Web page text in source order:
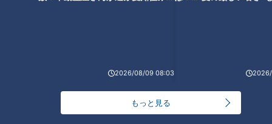
2026/08/09 08:03
もっと見る